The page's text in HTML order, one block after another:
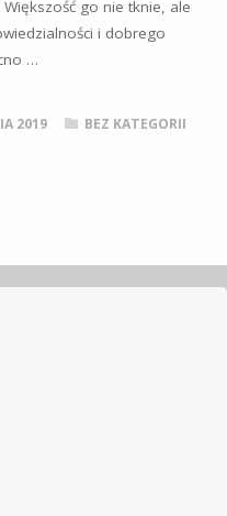
go nie tknie, ale
i dobrego
…
2019 BEZ KATEGORII